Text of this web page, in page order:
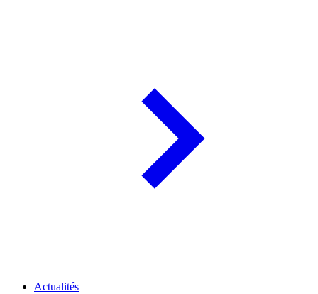
Actualités